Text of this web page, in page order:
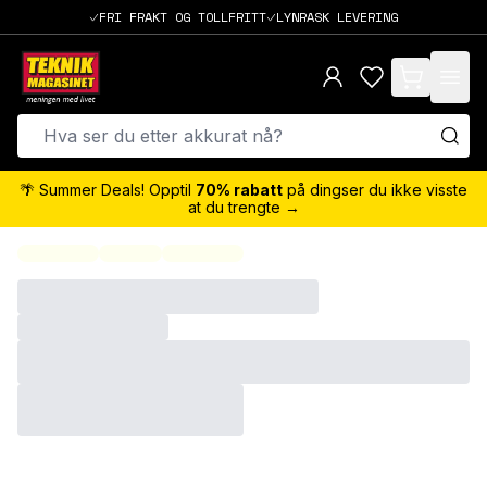
FRI FRAKT OG TOLLFRITT LYNRASK LEVERING
items in cart,
🌴 Summer Deals! Opptil 70% rabatt på dingser du ikke visste
at du trengte →